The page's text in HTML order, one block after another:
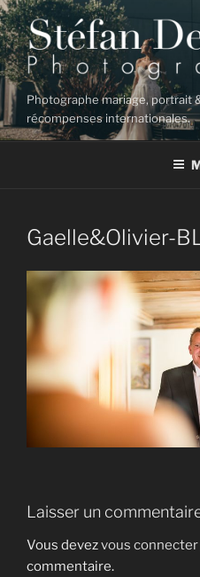
Aller
au
contenu
principal
Photographe mariage, portrait
récompenses internationales.
Gaelle&Olivier-
Laisser un
Vous devezvous connecter
commentaire.